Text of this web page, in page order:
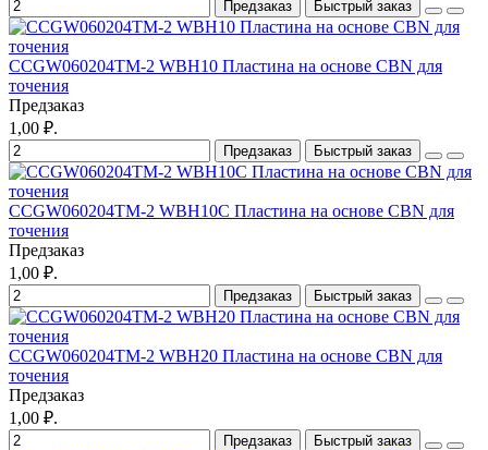
Предзаказ Быстрый заказ
CCGW060204TM-2 WBH10 Пластина на основе CBN для
точения
Предзаказ
1,00 ₽.
Предзаказ Быстрый заказ
CCGW060204TM-2 WBH10C Пластина на основе CBN для
точения
Предзаказ
1,00 ₽.
Предзаказ Быстрый заказ
CCGW060204TM-2 WBH20 Пластина на основе CBN для
точения
Предзаказ
1,00 ₽.
Предзаказ Быстрый заказ